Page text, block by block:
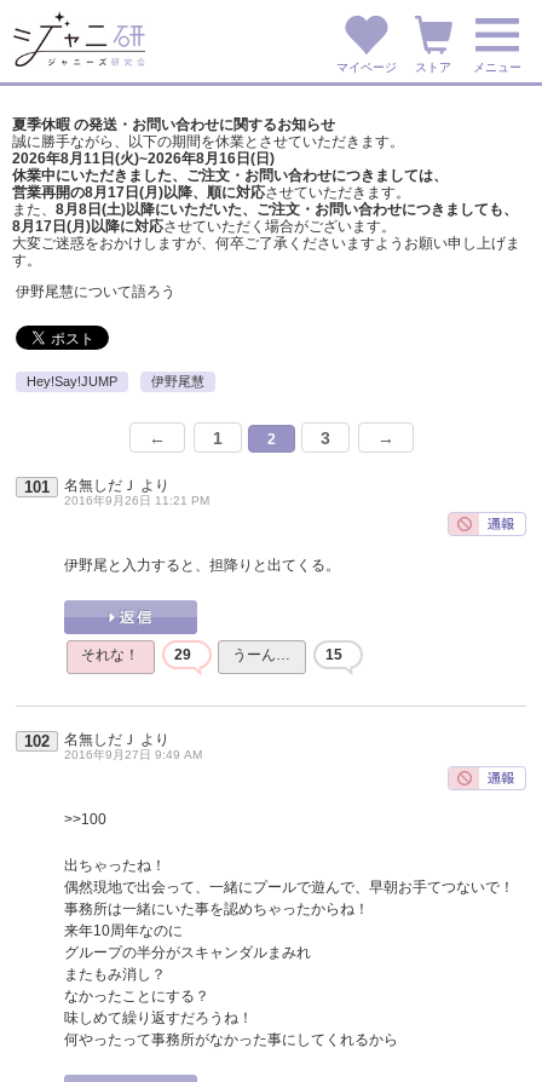
マイページ ストア メニュー
夏季休暇 の発送・お問い合わせに関するお知らせ
誠に勝手ながら、以下の期間を休業とさせていただきます。
2026年8月11日(火)~2026年8月16日(日)
休業中にいただきました、ご注文・お問い合わせにつきましては、
営業再開の8月17日(月)以降、順に対応させていただきます。
また、 8月8日(土)以降にいただいた、ご注文・ お問い合わせにつきましても、
8月17日(月)以降に対応させていただく場合がございます。
大変ご迷惑をおかけしますが、 何卒ご了承くださいますようお願い申し上げま
す。
伊野尾慧について語ろう
Hey!Say!JUMP 伊野尾慧
← 1 2 3 →
101 名無しだＪ より
2016年9月26日 11:21 PM
伊野尾と入力すると、担降りと出てくる。
それな！ 29 うーん… 15
102 名無しだＪ より
2016年9月27日 9:49 AM
>>100
出ちゃったね！
偶然現地で出会って、一緒にプールで遊んで、早朝お手てつないで！
事務所は一緒にいた事を認めちゃったからね！
来年10周年なのに
グループの半分がスキャンダルまみれ
またもみ消し？
なかったことにする？
味しめて繰り返すだろうね！
何やったって事務所がなかった事にしてくれるから